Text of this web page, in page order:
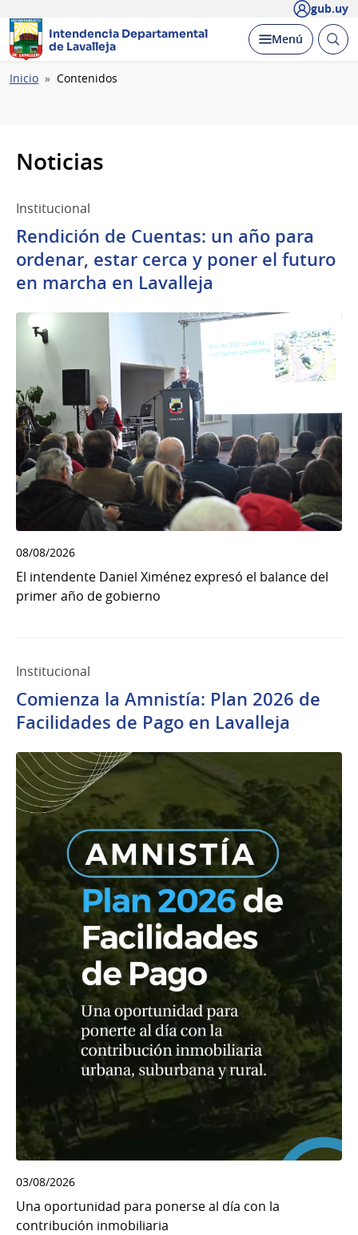
gub.uy
Intendencia Departamental
de Lavalleja
Desplegar
Menú Abrir
Ruta
Inicio Contenidos
Noticias
Institucional
Rendición de Cuentas: un año para
ordenar, estar cerca y poner el futuro
en marcha en Lavalleja
08/08/2026
El intendente Daniel Ximénez expresó el balance del
primer año de gobierno
Institucional
Comienza la Amnistía: Plan 2026 de
Facilidades de Pago en Lavalleja
03/08/2026
Una oportunidad para ponerse al día con la
contribución inmobiliaria